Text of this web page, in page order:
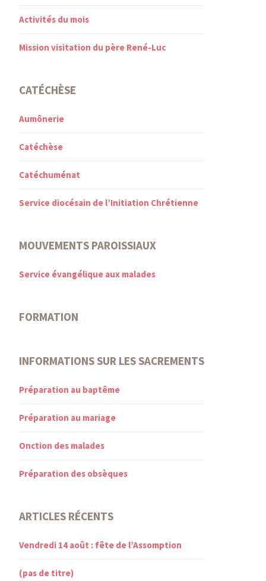
Activités du mois
Mission visitation du père René-Luc
CATÉCHÈSE
Aumônerie
Catéchèse
Catéchuménat
Service diocésain de l’Initiation Chrétienne
MOUVEMENTS PAROISSIAUX
Service évangélique aux malades
FORMATION
INFORMATIONS SUR LES SACREMENTS
Préparation au baptême
Préparation au mariage
Onction des malades
Préparation des obsèques
ARTICLES RÉCENTS
Vendredi 14 août : fête de l’Assomption
(pas de titre)